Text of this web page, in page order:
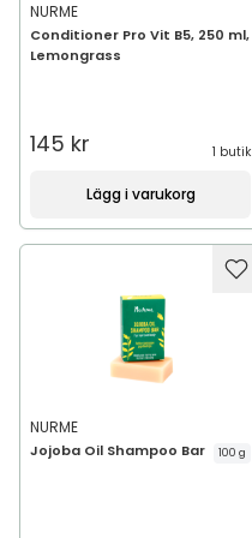
NURME
Conditioner Pro Vit B5, 250 ml,
Lemongrass
145 kr 1 butik
Lägg i varukorg
NURME
Jojoba Oil Shampoo Bar 100 g